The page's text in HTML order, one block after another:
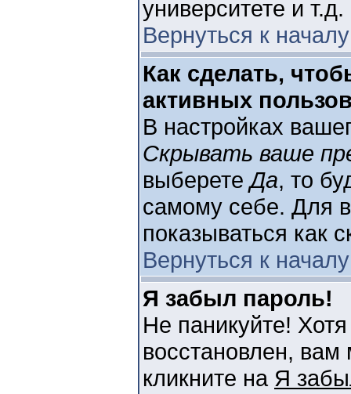
университете и т.д.
Вернуться к началу
Как сделать,
активных
В настройках
Скрывать ваше
выберетеДа, то
самому себе. Для
показываться как
Вернуться к началу
Я забыл пароль!
Не паникуйте!
восстановлен,
кликните на Я